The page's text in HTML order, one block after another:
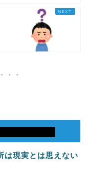
は現実とは思えない